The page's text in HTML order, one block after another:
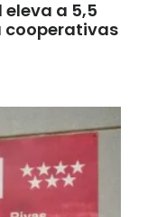
a 5,5
cooperativas